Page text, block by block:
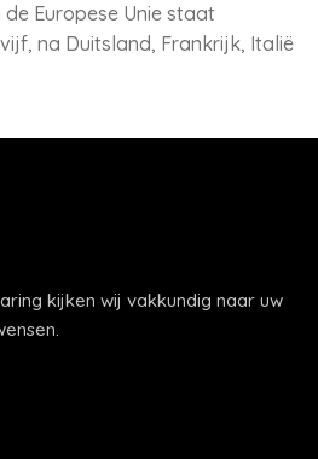
Europese Unie staat
na Duitsland, Frankrijk, Italië
kijken wij vakkundig naar uw